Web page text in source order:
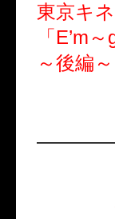
東京キ
「E’m
～後編